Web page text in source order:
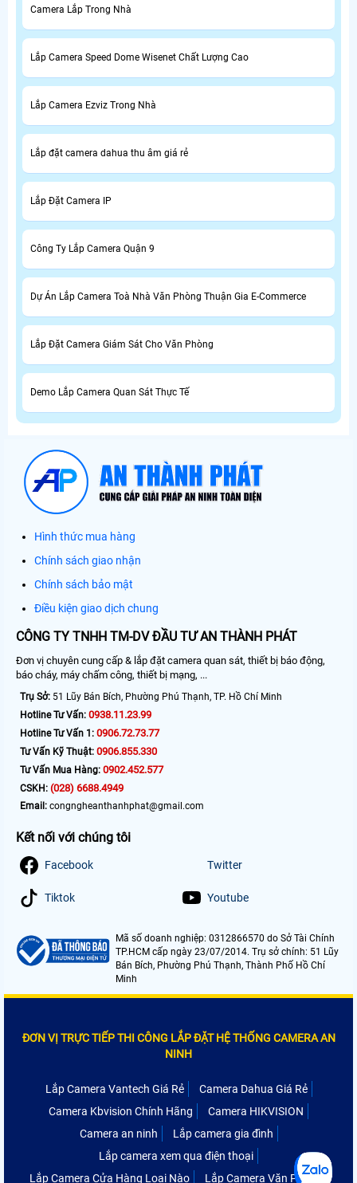
Camera Lắp Trong Nhà
Lắp Camera Speed Dome Wisenet Chất Lượng Cao
Lắp Camera Ezviz Trong Nhà
Lắp đặt camera dahua thu âm giá rẻ
Lắp Đặt Camera IP
Công Ty Lắp Camera Quận 9
Dự Án Lắp Camera Toà Nhà Văn Phòng Thuận Gia E-Commerce
Lắp Đặt Camera Giám Sát Cho Văn Phòng
Demo Lắp Camera Quan Sát Thực Tế
Hình thức mua hàng
Chính sách giao nhận
Chính sách bảo mật
Điều kiện giao dịch chung
CÔNG TY TNHH TM-DV ĐẦU TƯ AN THÀNH PHÁT
Đơn vị chuyên cung cấp & lắp đặt camera quan sát, thiết bị báo động,
báo cháy, máy chấm công, thiết bị mạng, ...
Trụ Sở: 51 Lũy Bán Bích, Phường Phú Thạnh, TP. Hồ Chí Minh
Hotline Tư Vấn: 0938.11.23.99
Hotline Tư Vấn 1: 0906.72.73.77
Tư Vấn Kỹ Thuật: 0906.855.330
Tư Vấn Mua Hàng: 0902.452.577
CSKH: (028) 6688.4949
Email: congngheanthanhphat@gmail.com
Kết nối với chúng tôi
Facebook Twitter
Tiktok Youtube
Mã số doanh nghiệp: 0312866570 do Sở Tài Chính
TP.HCM cấp ngày 23/07/2014. Trụ sở chính: 51 Lũy
Bán Bích, Phường Phú Thạnh, Thành Phố Hồ Chí
Minh
ĐƠN VỊ TRỰC TIẾP THI CÔNG LẮP ĐẶT HỆ THỐNG CAMERA AN
NINH
Lắp Camera Vantech Giá Rẻ
Camera Dahua Giá Rẻ
Camera Kbvision Chính Hãng
Camera HIKVISION
Camera an ninh
Lắp camera gia đình
Lắp camera xem qua điện thoại
Lắp Camera Cửa Hàng Loại Nào
Lắp Camera Văn Phòng